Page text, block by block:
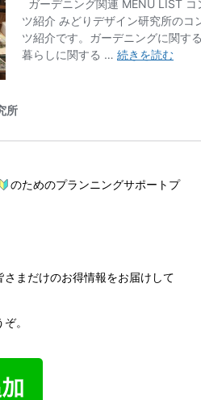
のためのプランニングサポートプ
まだけのお得情報をお届けして
。